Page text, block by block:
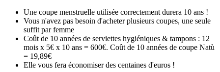
Une coupe menstruelle utilisée correctement durera 10 ans !
Vous n'avez pas besoin d'acheter plusieurs coupes, une seule
suffit par femme
Coût de 10 années de serviettes hygiéniques & tampons : 12
mois x 5€ x 10 ans = 600€. Coût de 10 années de coupe Natù
= 19,89€
Elle vous fera économiser des centaines d'euros !